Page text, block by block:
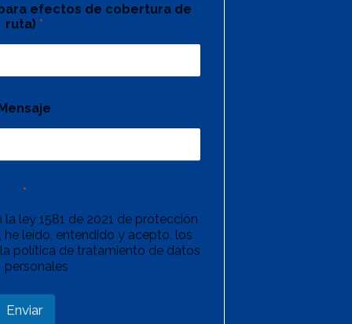
efectos de cobertura de
ruta) *
*
ley 1581 de 2021 de protección
leído, entendido y acepto, los
política de tratamiento de datos
personales
Enviar